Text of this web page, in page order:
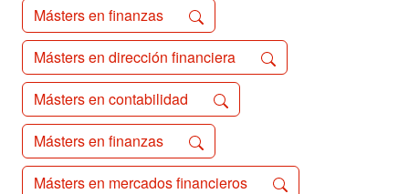
Másters en finanzas
Másters en dirección financiera
Másters en contabilidad
Másters en finanzas
Másters en mercados financieros